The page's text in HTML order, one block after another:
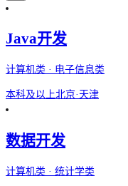
Java开发
计算机类 · 电子信息类
本科及以上北京·天津
数据开发
计算机类 · 统计学类